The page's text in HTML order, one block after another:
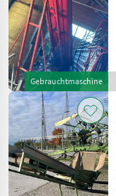
Gebrauchtmaschine